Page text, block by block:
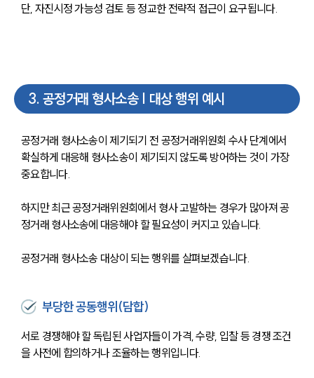
단, 자진시정 가능성 검토 등 정교한 전략적 접근이 요구됩니다.
3. 공정거래 형사소송 | 대상 행위 예시
공정거래 형사소송이 제기되기 전 공정거래위원회 수사 단계에서
확실하게 대응해 형사소송이 제기되지 않도록 방어하는 것이 가장
중요합니다.
하지만 최근 공정거래위원회에서 형사 고발하는 경우가 많아져 공
정거래 형사소송에 대응해야 할 필요성이 커지고 있습니다.
공정거래 형사소송 대상이 되는 행위를 살펴보겠습니다.
부당한 공동행위(담합)
서로 경쟁해야 할 독립된 사업자들이 가격, 수량, 입찰 등 경쟁 조건
을 사전에 합의하거나 조율하는 행위입니다.